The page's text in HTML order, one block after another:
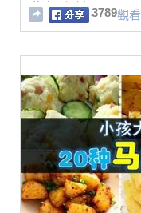
夢幻小鎮！3789觀看